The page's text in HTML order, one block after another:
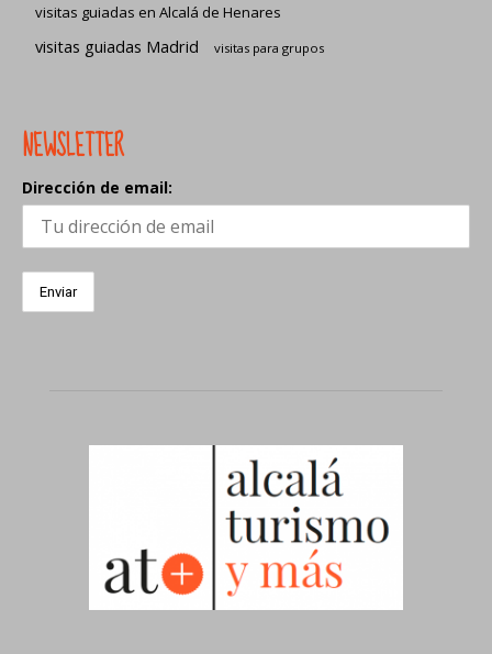
visitas guiadas en Alcalá de Henares
visitas guiadas Madrid visitas para grupos
NEWSLETTER
Dirección de email: